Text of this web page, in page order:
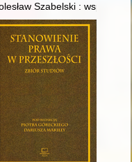
malarz, kociewsko-
Szabelski :